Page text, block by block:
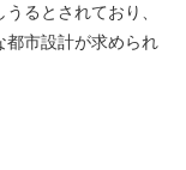
るとされており、
都市設計が求められ